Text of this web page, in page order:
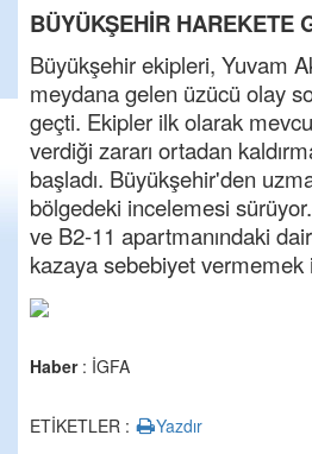
BÜYÜKŞEHİR HAREKETE
Büyükşehir ekipleri, Yuvam
meydana gelen üzücü olay
geçti. Ekipler ilk olarak
verdiği zararı ortadan
başladı. Büyükşehir'den
bölgedeki incelemesi
ve B2-11 apartmanındaki
kazaya sebebiyet
Haber: İGFA
ETİKETLER : Yazdır